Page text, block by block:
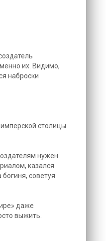
их. Видимо,
наброски
столицы
нужен
казался
советуя
даже
выжить.